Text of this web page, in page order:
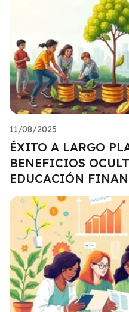
11/08/2025
ÉXITO A LARGO
BENEFICIOS
EDUCACIÓN